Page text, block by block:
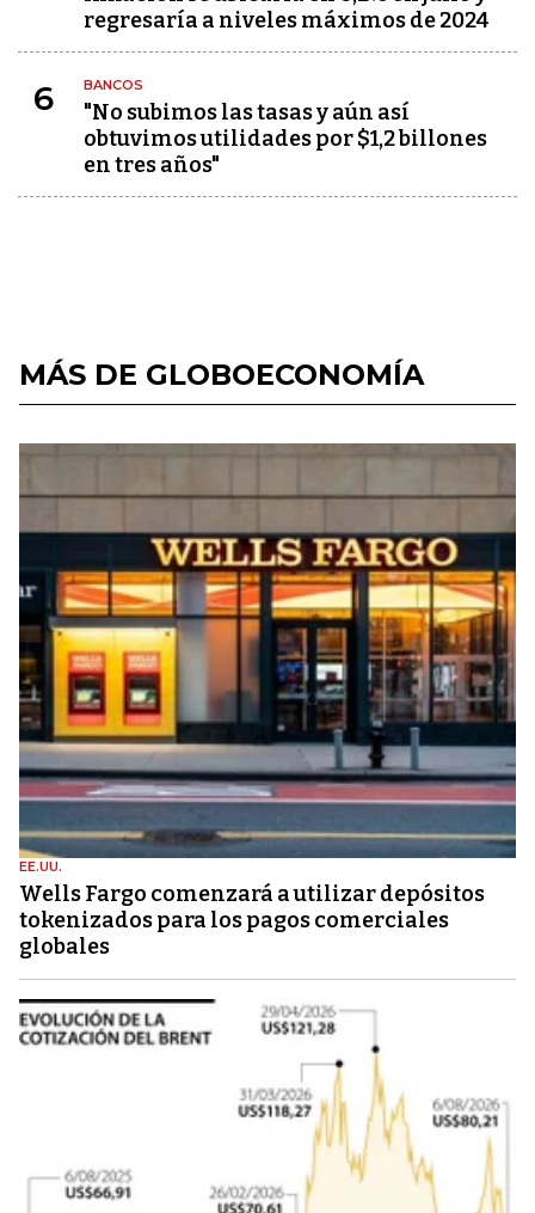
regresaría a niveles máximos de 2024
6 BANCOS
"No subimos las tasas y aún así
obtuvimos utilidades por $1,2 billones
en tres años"
MÁS DE GLOBOECONOMÍA
EE.UU.
Wells Fargo comenzará a utilizar depósitos
tokenizados para los pagos comerciales
globales